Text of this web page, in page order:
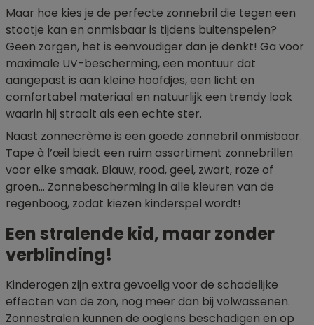
Maar hoe kies je de perfecte zonnebril die tegen een
stootje kan en onmisbaar is tijdens buitenspelen?
Geen zorgen, het is eenvoudiger dan je denkt! Ga voor
maximale UV-bescherming, een montuur dat
aangepast is aan kleine hoofdjes, een licht en
comfortabel materiaal en natuurlijk een trendy look
waarin hij straalt als een echte ster.
Naast zonnecrème is een goede zonnebril onmisbaar.
Tape à l’œil biedt een ruim assortiment zonnebrillen
voor elke smaak. Blauw, rood, geel, zwart, roze of
groen… Zonnebescherming in alle kleuren van de
regenboog, zodat kiezen kinderspel wordt!
Een stralende kid, maar zonder
verblinding!
Kinderogen zijn extra gevoelig voor de schadelijke
effecten van de zon, nog meer dan bij volwassenen.
Zonnestralen kunnen de ooglens beschadigen en op